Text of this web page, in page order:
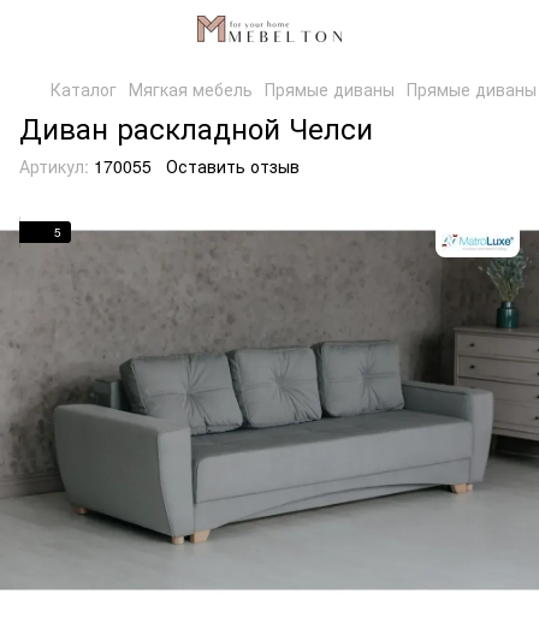
Каталог Мягкая мебель Прямые диваны Прямые диваны
Диван раскладной Челси
Артикул: 170055 Оставить отзыв
5